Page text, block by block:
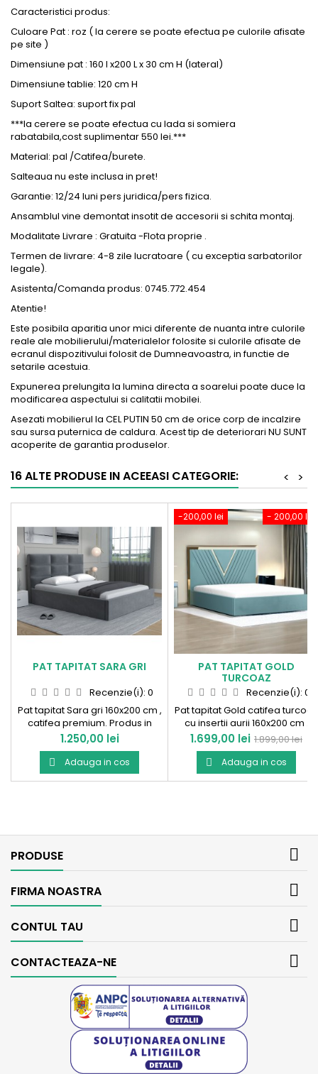
Caracteristici produs:
Culoare Pat : roz ( la cerere se poate efectua pe culorile afisate
pe site )
Dimensiune pat : 160 l x200 L x 30 cm H (lateral)
Dimensiunetablie: 120 cm H
Suport Saltea: suport fix pal
***la cerere se poate efectua cu lada si somiera
rabatabila,costsuplimentar 550 lei.***
Material: pal /Catifea/burete.
Salteaua nu este inclusa in pret!
Garantie: 12/24 luni pers juridica/pers fizica.
Ansamblul vine demontatinsotitde accesorii si schita montaj.
Modalitate Livrare : Gratuita -Flota proprie .
Termen de livrare: 4-8 zile lucratoare ( cu exceptia sarbatorilor
legale).
Asistenta/Comanda produs: 0745.772.454
Atentie!
Este posibila aparitia unor mici diferente de nuanta intre culorile
reale ale mobilierului/materialelor folosite si culorile afisate de
ecranul dispozitivului folosit de Dumneavoastra, infunctie de
setarile acestuia.
Expunerea prelungita la lumina directa a soarelui poate duce la
modificarea aspectului si calitatii mobilei.
Asezati mobilierul la CEL PUTIN 50 cm de orice corp de incalzire
sau sursa puternica de caldura. Acest tip de deteriorari NU SUNT
acoperite de garantia produselor.
16 ALTE PRODUSE IN ACEEASI CATEGORIE: >
<
PAT TAPITAT SARA GRI
Recenzie(i): 0
Pat tapitat Sara gri 160x200 cm ,
catifea premium. Produs in
Romania !
Pret
1.250,00 lei
 Adauga in cos
- 200,00 lei
-200,00 lei
PAT TAPITAT GOLD
TURCOAZ
Recenzie(i): 0
Pat tapitat Gold catifea turcoaz
cu insertii aurii 160x200 cm .
Produs in Romania!
Pret
1.699,00 lei Pret
de
baza
1.899,00 lei
 Adauga in cos
PRODUSE 
FIRMA NOASTRA 
CONTUL TAU 
CONTACTEAZA-NE 